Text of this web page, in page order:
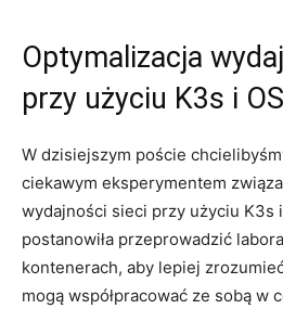
Optymalizacja⁤
przy użyciu K3s i
W‌ dzisiejszym‌ poście
ciekawym eksperymentem
wydajności⁤ sieci‍ przy użyciu​ K3s‌
postanowiła‌ przeprowadzić
kontenerach, aby lepiej
mogą ⁤współpracować ze sobą w